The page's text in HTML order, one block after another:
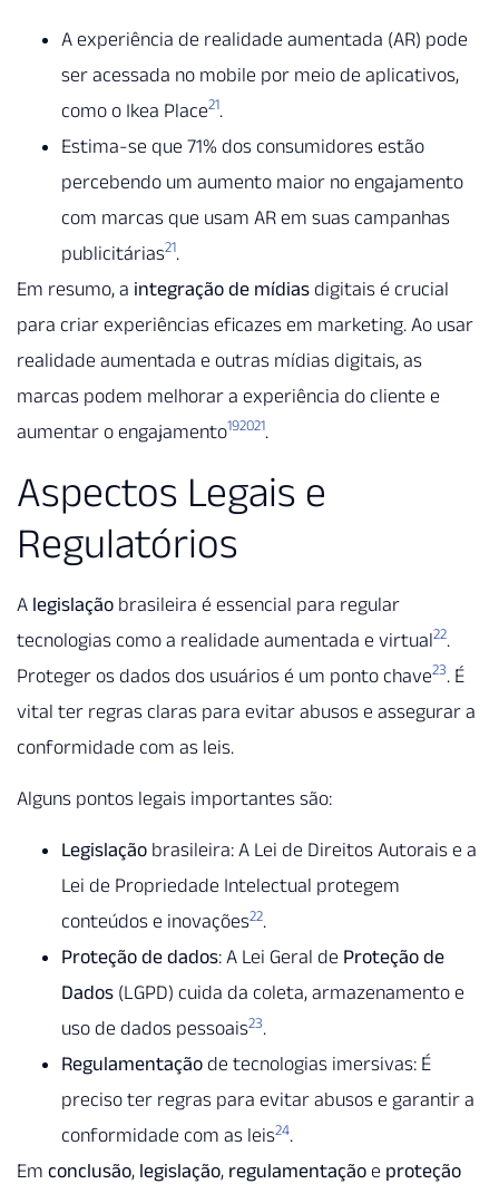
A experiência de realidade aumentada (AR) pode
ser acessada no mobile por meio de aplicativos,
como o Ikea Place21.
Estima-se que 71% dos consumidores estão
percebendo um aumento maior no engajamento
com marcas que usam AR em suas campanhas
publicitárias21.
Em resumo, a integração de mídias digitais é crucial
para criar experiências eficazes em marketing. Ao usar
realidade aumentada e outras mídias digitais, as
marcas podem melhorar a experiência do cliente e
aumentar o engajamento192021.
Aspectos Legais e
Regulatórios
A legislação brasileira é essencial para regular
tecnologias como a realidade aumentada e virtual22.
Proteger os dados dos usuários é um ponto chave23. É
vital ter regras claras para evitar abusos e assegurar a
conformidade com as leis.
Alguns pontos legais importantes são:
Legislação brasileira: A Lei de Direitos Autorais e a
Lei de Propriedade Intelectual protegem
conteúdos e inovações22.
Proteção de dados: A Lei Geral de Proteção de
Dados (LGPD) cuida da coleta, armazenamento e
uso de dados pessoais23.
Regulamentação de tecnologias imersivas: É
preciso ter regras para evitar abusos e garantir a
conformidade com as leis24.
Em conclusão, legislação, regulamentação e proteção